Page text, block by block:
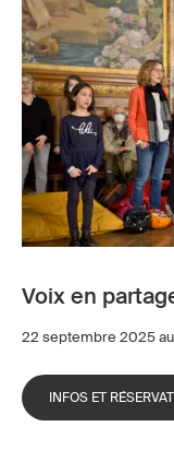
Voix en
22 septembre 2025
INFOS ET